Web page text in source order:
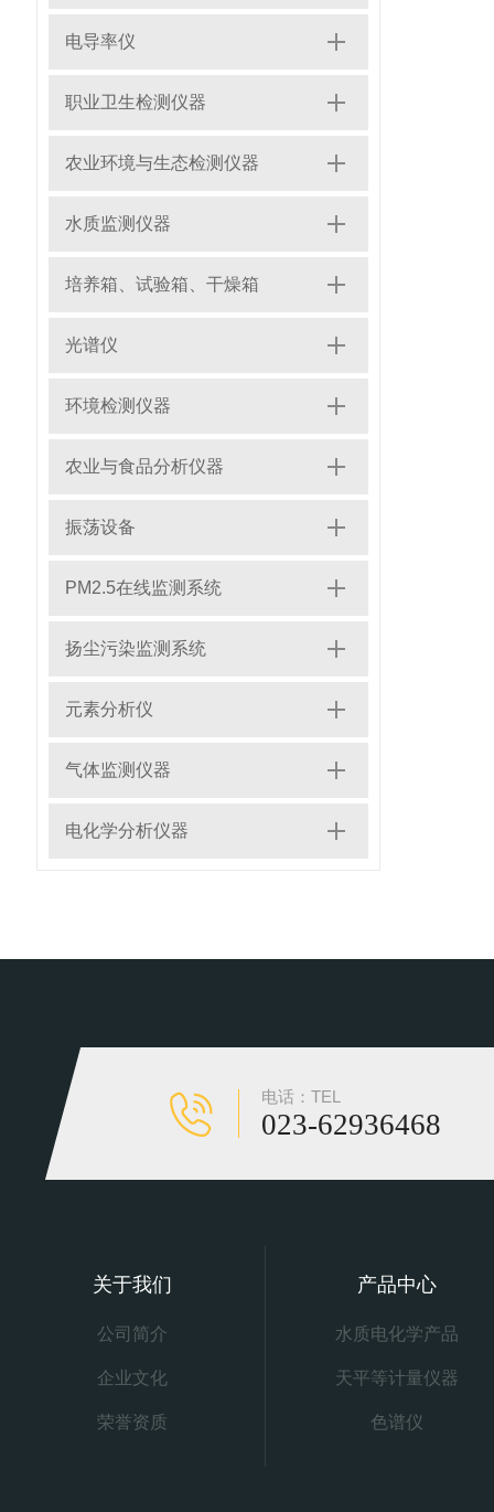
电导率仪
职业卫生检测仪器
农业环境与生态检测仪器
水质监测仪器
培养箱、试验箱、干燥箱
光谱仪
环境检测仪器
农业与食品分析仪器
振荡设备
PM2.5在线监测系统
扬尘污染监测系统
元素分析仪
气体监测仪器
电化学分析仪器
电话：TEL
023-62936468
关于我们
公司简介
企业文化
荣誉资质
产品中心
水质电化学产品
天平等计量仪器
色谱仪